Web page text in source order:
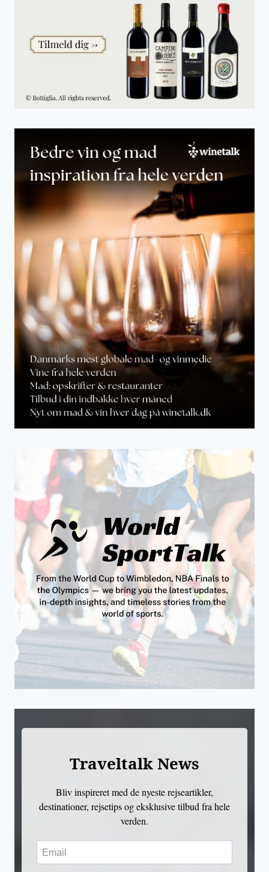
Traveltalk News
Bliv inspireret med de nyeste rejseartikler,
destinationer, rejsetips og eksklusive tilbud fra hele
verden.